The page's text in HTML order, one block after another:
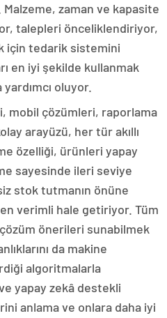
zaman ve kapasite
talepleri önceliklendiriyor,
için tedarik sistemini
en iyi şekilde kullanmak
oluyor.
mobil çözümleri, raporlama
arayüzü, her tür akıllı
özelliği, ürünleri yapay
sayesinde ileri seviye
stok tutmanın önüne
en verimli hale getiriyor. Tüm
önerileri sunabilmek
da makine
algoritmalarla
yapay zekâ destekli
anlama ve onlara daha iyi